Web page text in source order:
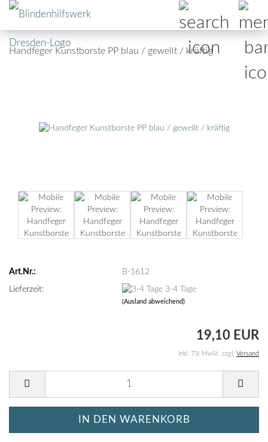
Handfeger Kunstborste PP blau / gewellt / kräftig
Art.Nr.: B-1612
Lieferzeit: 3-4 Tage
(Ausland abweichend)
19,10 EUR
inkl. 7% MwSt. zzgl. Versand